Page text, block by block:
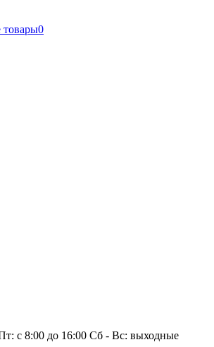
товары0
с 8:00 до 16:00 Сб - Вс: выходные